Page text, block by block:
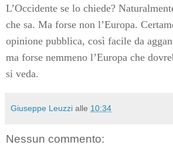
L’Occidente se lo chiede?
che sa. Ma forse non l’Europa.
opinione pubblica, così facile da
ma forse nemmeno l’Europa che
si veda.
Giuseppe Leuzzi alle 10:34
Nessun commento: